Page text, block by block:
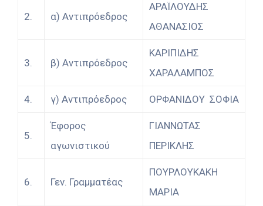
2. α) Αντιπρόεδρος
ΑΡΑΪΛΟΥΔΗΣ
ΑΘΑΝΑΣΙΟΣ
3. β) Αντιπρόεδρος
ΚΑΡΙΠΙΔΗΣ
ΧΑΡΑΛΑΜΠΟΣ
4. γ) Αντιπρόεδρος ΟΡΦΑΝΙΔΟΥ ΣΟΦΙΑ
5.
Έφορος
αγωνιστικού
ΓΙΑΝΝΩΤΑΣ
ΠΕΡΙΚΛΗΣ
6. Γεν. Γραμματέας
ΠΟΥΡΛΟΥΚΑΚΗ
ΜΑΡΙΑ